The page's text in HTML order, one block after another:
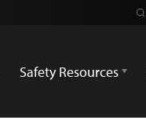
Safety Resources